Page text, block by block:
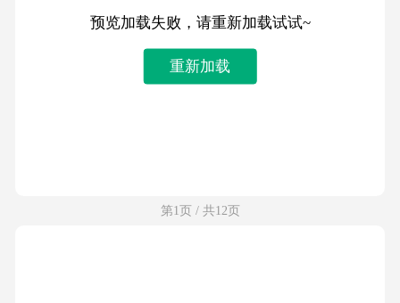
预览加载失败，请重新加载试试~
重新加载
第1页 / 共12页